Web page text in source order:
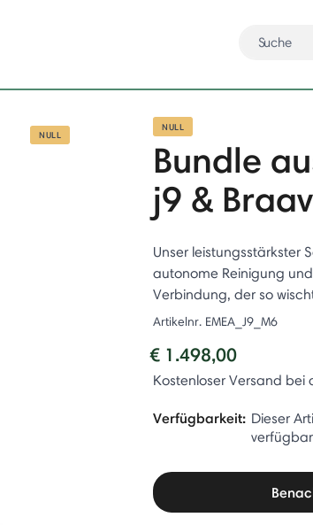
NULL
NULL
Bundle
j9 &
Unser leistungsstärkster
autonome Reinigung
Verbindung, der so
Artikelnr. EMEA_J9_M6
€ 1.498,00
Kostenloser Versand bei
Verfügbarkeit: Dieser
verfügbar